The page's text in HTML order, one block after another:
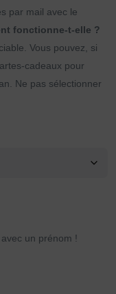
par mail avec le
fonctionne-t-elle ?
Vous pouvez, si
cadeaux pour
Ne pas sélectionner
un prénom !